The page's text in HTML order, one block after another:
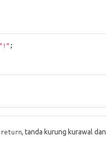
"!" ;
return, tanda kurung kurawal dan